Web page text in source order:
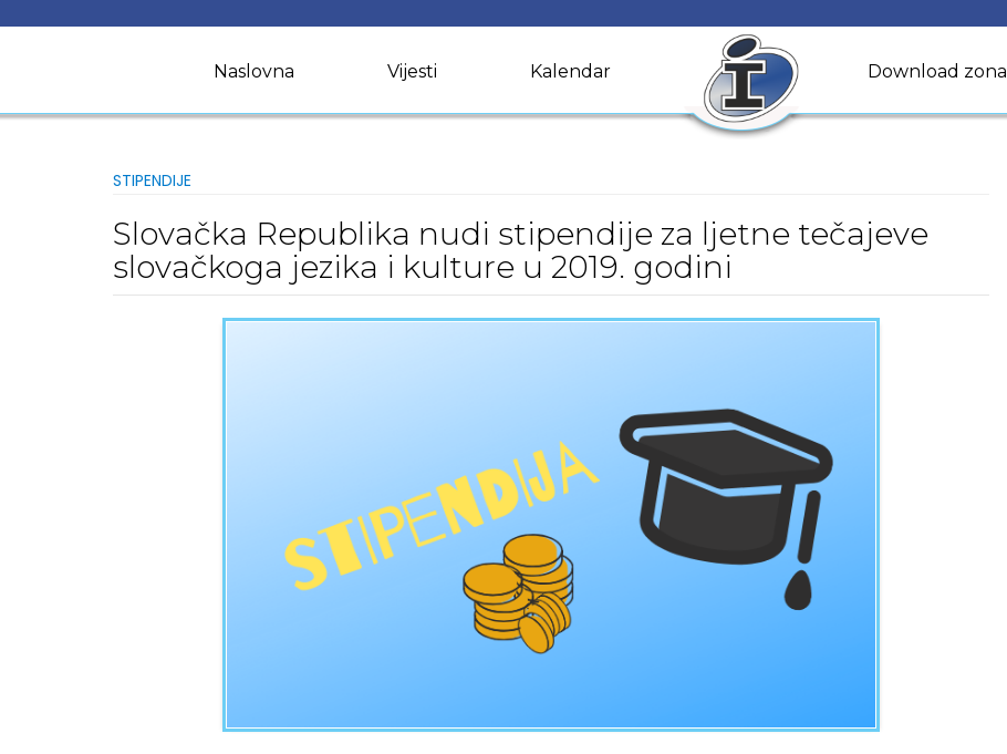
Naslovna Vijesti Kalendar Download zona
STIPENDIJE
Slovačka Republika nudi stipendije za ljetne tečajeve
slovačkoga jezika i kulture u 2019. godini